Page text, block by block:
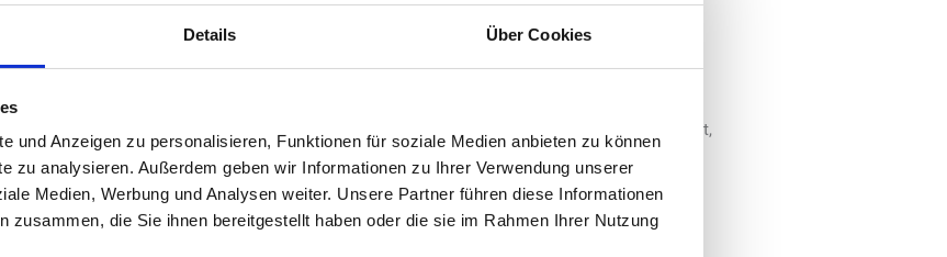
Details Über Cookies
und Anzeigen zu personalisieren, Funktionen für soziale Medien anbieten zu können
zu analysieren. Außerdem geben wir Informationen zu Ihrer Verwendung unserer
Medien, Werbung und Analysen weiter. Unsere Partner führen diese Informationen
zusammen, die Sie ihnen bereitgestellt haben oder die sie im Rahmen Ihrer Nutzung
Die Elektromobilität stellt für Compleo Charging Software eine Reihe von
Herausforderungen in Bezug auf die Abrechnungslösung dar. Dies umfasst
Transaktionen, den Betrieb der eigenen Roaming-Plattform eMarketplace, die Abrechnung
und die kontinuierliche Entwicklung neuer Geschäftsmodelle. Neben den über OCPP
werden beispielsweise auch Ladevorgänge an über 200.000 Ladepunkten verwaltet,
und Peer-to-Peer-Verbindungen angebunden sind. Dabei übernimmt Compleo für seine Kunden
an den EMP bis zur Auszahlung der Gutschrift über den vermarkteten